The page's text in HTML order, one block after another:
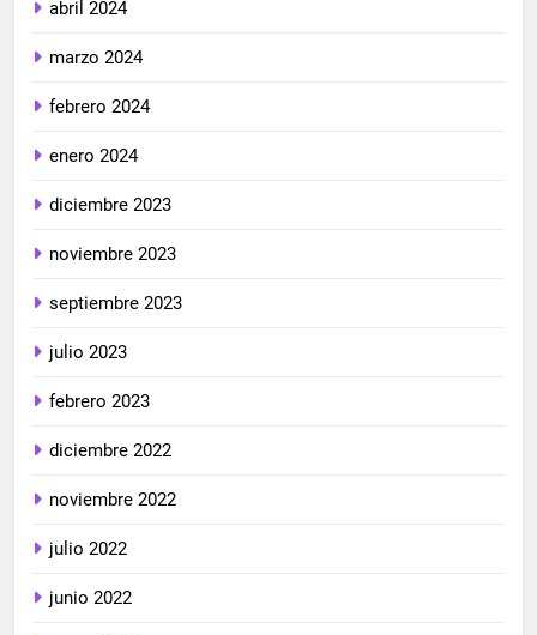
abril 2024
marzo 2024
febrero 2024
enero 2024
diciembre 2023
noviembre 2023
septiembre 2023
julio 2023
febrero 2023
diciembre 2022
noviembre 2022
julio 2022
junio 2022